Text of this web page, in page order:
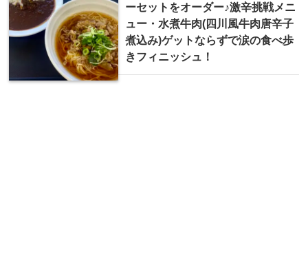
ーセットをオーダー♪激辛挑戦メニ
ュー・水煮牛肉(四川風牛肉唐辛子
煮込み)ゲットならずで涙の食べ歩
きフィニッシュ！